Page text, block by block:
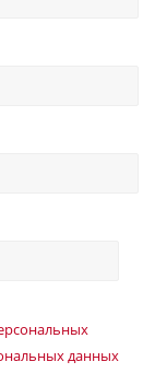
данных